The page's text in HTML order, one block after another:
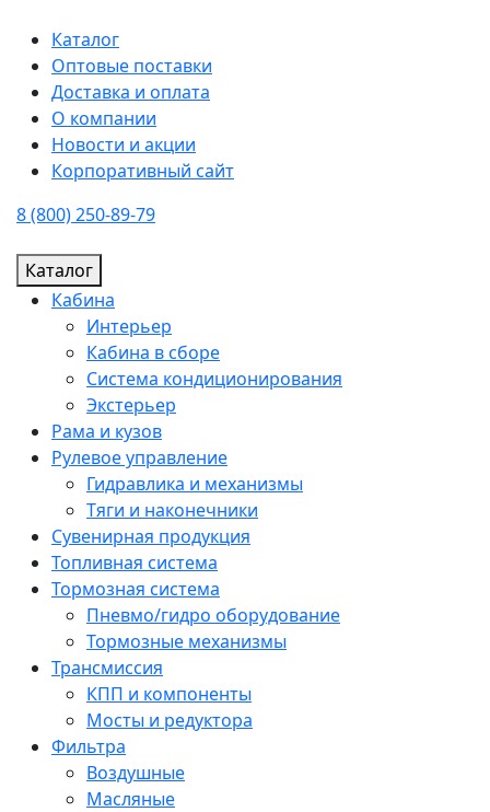
Каталог
Оптовые поставки
Доставка и оплата
О компании
Новости и акции
Корпоративный сайт
8 (800) 250-89-79
Каталог
Кабина
Интерьер
Кабина в сборе
Система кондиционирования
Экстерьер
Рама и кузов
Рулевое управление
Гидравлика и механизмы
Тяги и наконечники
Сувенирная продукция
Топливная система
Тормозная система
Пневмо/гидро оборудование
Тормозные механизмы
Трансмиссия
КПП и компоненты
Мосты и редуктора
Фильтра
Воздушные
Масляные